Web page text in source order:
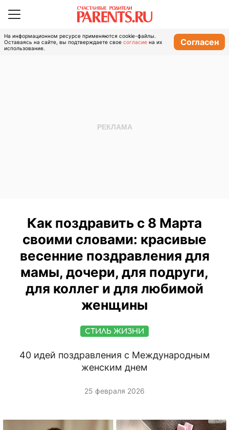
На информационном ресурсе применяются cookie-файлы.
Оставаясь на сайте, вы подтверждаете свое согласие на их
использование.
Согласен
Как поздравить с 8 Марта
своими словами: красивые
весенние поздравления для
мамы, дочери, для подруги,
для коллег и для любимой
женщины
СТИЛЬ ЖИЗНИ
40 идей поздравления с Международным
женским днем
25 февраля 2026